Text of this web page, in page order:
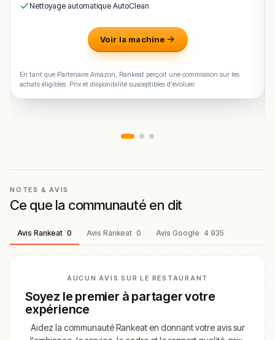
Nettoyage automatique AutoClean
Voir la machine
En tant que Partenaire Amazon, Rankeat perçoit une commission sur les
achats éligibles. Prix et disponibilité susceptibles d'évoluer.
NOTES & AVIS
Ce que la communauté en dit
Avis Rankeat 0 Avis Rankeat 0 Avis Google 4 935
AUCUN AVIS SUR LE RESTAURANT
Soyez le premier à partager votre
expérience
Aidez la communauté Rankeat en donnant votre avis sur